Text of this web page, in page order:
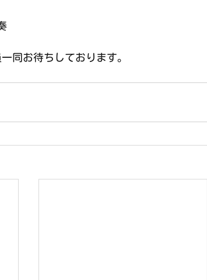
同お待ちしております。